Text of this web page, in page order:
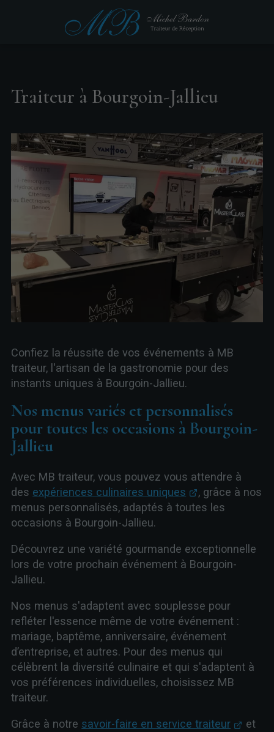
Traiteur à Bourgoin-Jallieu
Confiez la réussite de vos événements à MB
traiteur, l'artisan de la gastronomie pour des
instants uniques à Bourgoin-Jallieu.
Nos menus variés et personnalisés
pour toutes les occasions à Bourgoin-
Jallieu
Avec MB traiteur, vous pouvez vous attendre à
des expériences culinaires uniques
, grâce à nos
menus personnalisés, adaptés à toutes les
occasions à Bourgoin-Jallieu.
Découvrez une variété gourmande exceptionnelle
lors de votre prochain événement à Bourgoin-
Jallieu.
Nos menus s'adaptent avec souplesse pour
refléter l'essence même de votre événement :
mariage, baptême, anniversaire, événement
d’entreprise, et autres. Pour des menus qui
célèbrent la diversité culinaire et qui s'adaptent à
vos préférences individuelles, choisissez MB
traiteur.
Grâce à notre savoir-faire en service traiteur
et